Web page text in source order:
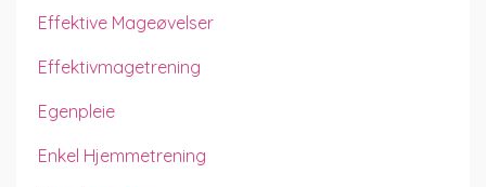
Effektive Mageøvelser
Effektivmagetrening
Egenpleie
Enkel Hjemmetrening